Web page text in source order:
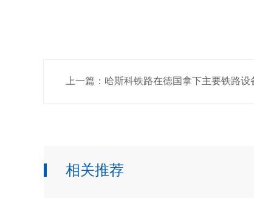
上一篇：哈斯科铁路在德国拿下主要铁路设
相关推荐